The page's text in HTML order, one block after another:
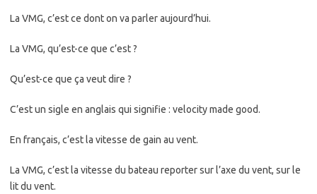
La VMG, c’est ce dont on va parler aujourd’hui.
La VMG, qu’est-ce que c’est ?
Qu’est-ce que ça veut dire ?
C’est un sigle en anglais qui signifie : velocity made good.
En français, c’est la vitesse de gain au vent.
La VMG, c’est la vitesse du bateau reporter sur l’axe du vent, sur le
lit du vent.